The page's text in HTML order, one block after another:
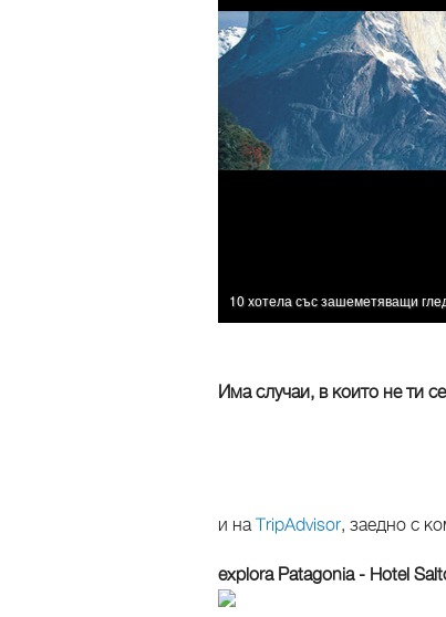
10 хотела със зашеметяващи
Има случаи, в които не ти
и наTripAdvisor, заедно с
explora Patagonia - Hotel